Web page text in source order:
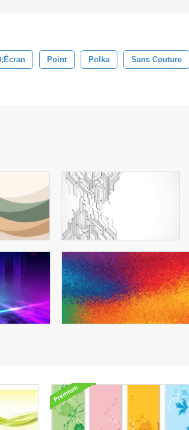
Point Polka Sans Couture